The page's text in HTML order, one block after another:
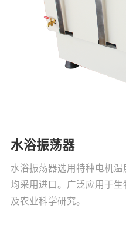
水浴振荡器
水浴振荡器选用特种电机
均采用进口。广泛应用于
及农业科学研究。